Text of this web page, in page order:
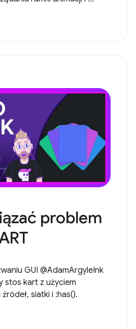
problem
GUI @AdamArgyleInk
stos kart z użyciem
siatki i :has().